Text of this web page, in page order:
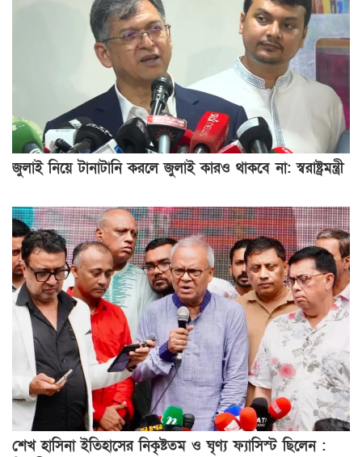
জুলাই নিয়ে টানাটানি করলে জুলাই কারও থাকবে না: স্বরাষ্ট্রমন্ত্রী
শেখ হাসিনা ইতিহাসের নিকৃষ্টতম ও ঘৃণ্য ফ্যাসিস্ট ছিলেন :